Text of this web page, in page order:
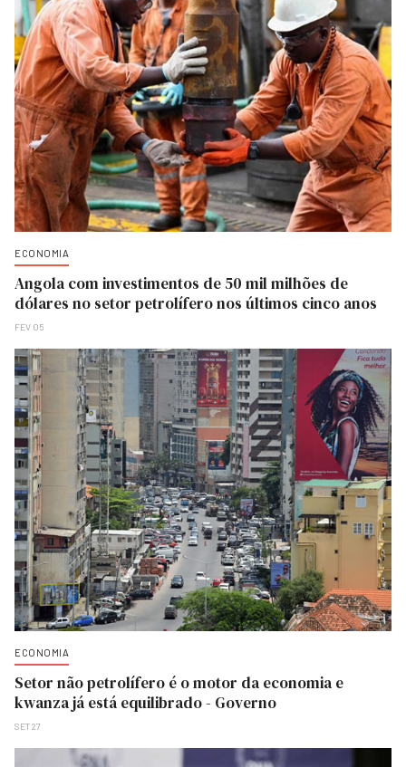
ECONOMIA
Angola com investimentos de 50 mil milhões de
dólares no setor petrolífero nos últimos cinco anos
FEV 05
ECONOMIA
Setor não petrolífero é o motor da economia e
kwanza já está equilibrado - Governo
SET 27